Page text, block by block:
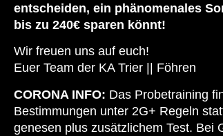
entscheiden, ein phänomenales
bis zu 240€ sparen könnt!
Wir freuen uns auf euch!
Euer Team der KA Trier || Föhren
CORONA INFO: Das Probetraining
Bestimmungen unter 2G+ Regeln
genesen plus zusätzlichem Test. Bei